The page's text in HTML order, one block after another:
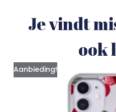
Je vindt
ook
Aanbieding!